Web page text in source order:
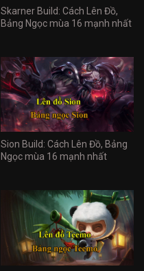
Skarner Build: Cách Lên Đồ,
Bảng Ngọc mùa 16 mạnh nhất
Sion Build: Cách Lên Đồ, Bảng
Ngọc mùa 16 mạnh nhất